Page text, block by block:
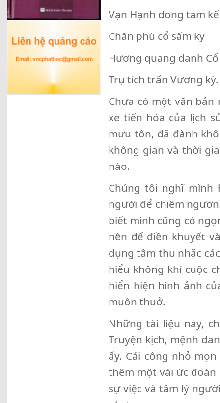
Vạn Hạnh dong tam kế
Chân phù cổ sấm ky
Hương quang danh
Trụ tích trấn Vương kỳ.
Chưa có một văn
xe tiến hóa của lịch
mưu tôn, đã đành
không gian và thời
nào.
Chúng tôi nghĩ
người để chiêm
biết mình cũng có
nên để điền khuyết
dụng tâm thu nhặc
hiểu không khí cuộc
hiển hiện hình ảnh
muôn thuở.
Những tài liệu này,
Truyện kịch, mệnh
ấy. Cái công nhỏ
thêm một vài ức
sự việc và tâm lý